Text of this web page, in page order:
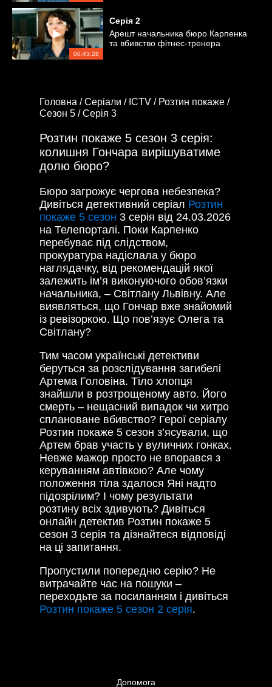
00:43:28
Серія 2
Арешт начальника бюро Карпенка
та вбивство фітнес-тренера
Головна /Серіали / ICTV / Розтин покаже /
Сезон 5 /Серія 3
Розтин покаже 5 сезон 3 серія:
колишня Гончара вирішуватиме
долю бюро?
Бюро загрожує чергова небезпека?
Дивіться детективний серіал Розтин
покаже 5 сезон 3 серія від 24.03.2026
на Телепорталі. Поки Карпенко
перебуває під слідством,
прокуратура надіслала у бюро
наглядачку, від рекомендацій якої
залежить ім’я виконуючого обов’язки
начальника, – Світлану Львівну. Але
виявляться, що Гончар вже знайомий
із ревізоркою. Що пов’язує Олега та
Світлану?
Тим часом українські детективи
беруться за розслідування загибелі
Артема Головіна. Тіло хлопця
знайшли в розтрощеному авто. Його
смерть – нещасний випадок чи хитро
сплановане вбивство? Герої серіалу
Розтин покаже 5 сезон з’ясували, що
Артем брав участь у вуличних гонках.
Невже мажор просто не впорався з
керуванням автівкою? Але чому
положення тіла здалося Яні надто
підозрілим? І чому результати
розтину всіх здивують? Дивіться
онлайн детектив Розтин покаже 5
сезон 3 серія та дізнайтеся відповіді
на ці запитання.
Пропустили попередню серію? Не
витрачайте час на пошуки –
переходьте за посиланням і дивіться
Розтин покаже 5 сезон 2 серія.
Допомога